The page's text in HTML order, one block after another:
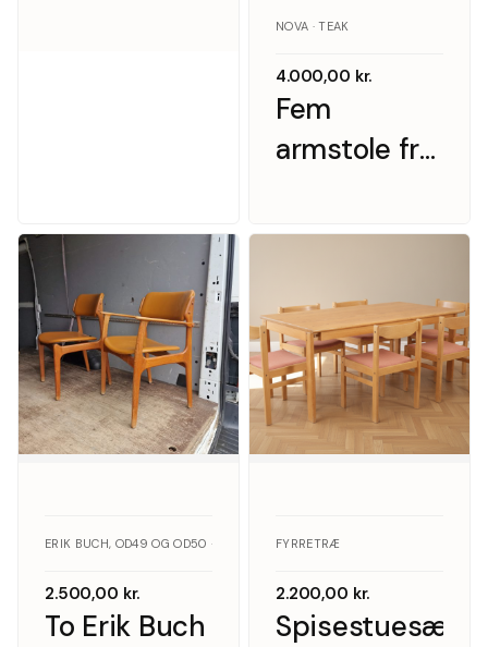
Fem
armstole fra
NOVA · TEAK
4.000,00 kr.
To Erik Buch
ERIK BUCH, OD49 OG OD50 · TEAK
2.500,00 kr.
Spisestuesæt
FYRRETRÆ
2.200,00 kr.